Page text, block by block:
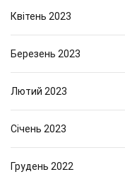
Квітень 2023
Березень 2023
Лютий 2023
Січень 2023
Грудень 2022